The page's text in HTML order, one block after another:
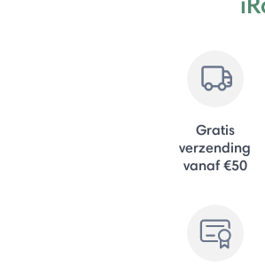
Gratis
verzending
vanaf €50